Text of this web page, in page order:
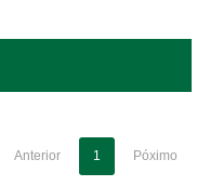
Anterior 1 Póximo